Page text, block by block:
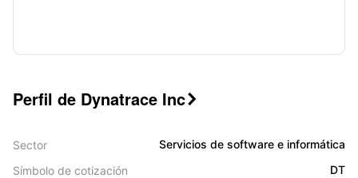
Perfil de Dynatrace Inc
Sector
Servicios de software e informática
Símbolo de cotización
DT